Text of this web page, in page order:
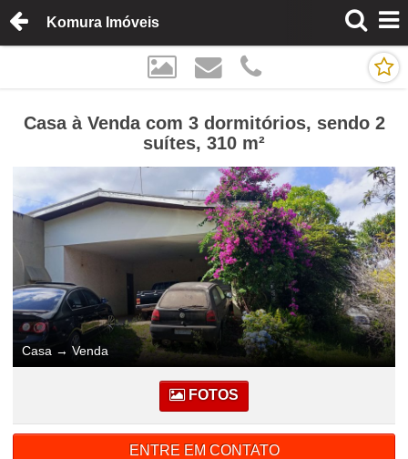
Komura Imóveis
Casa à Venda com 3 dormitórios, sendo 2
suítes, 310 m²
Casa → Venda
FOTOS
ENTRE EM CONTATO